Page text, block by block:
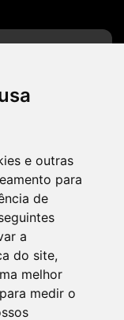
e outras
para
de
a
do site,
melhor
para medir o
Brasil 21, 20º
- Brasília/DF
comercial